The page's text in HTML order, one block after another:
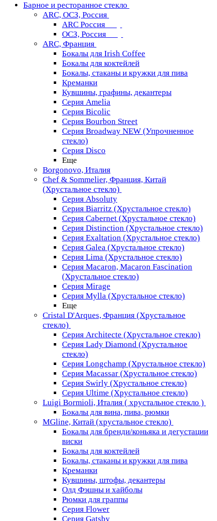
Барное и ресторанное стекло
ARC, ОСЗ, Россия
ARC Россия
ОСЗ, Россия
ARC, Франция
Бокалы для Irish Coffee
Бокалы для коктейлей
Бокалы, стаканы и кружки для пива
Креманки
Кувшины, графины, декантеры
Серия Amelia
Серия Bicolic
Серия Bourbon Street
Серия Broadway NEW (Упрочненное
стекло)
Серия Disco
Еще
Borgonovo, Италия
Chef & Sommelier, Франция, Китай
(Хрустальное стекло)
Серия Absoluty
Серия Biarritz (Хрустальное стекло)
Серия Cabernet (Хрустальное стекло)
Серия Distinction (Хрустальное стекло)
Серия Exaltation (Хрустальное стекло)
Серия Galea (Хрустальное стекло)
Серия Lima (Хрустальное стекло)
Серия Macaron, Macaron Fascination
(Хрустальное стекло)
Серия Mirage
Серия Mylla (Хрустальное стекло)
Еще
Cristal D'Arques, Франция (Хрустальное
стекло)
Серия Architecte (Хрустальное стекло)
Серия Lady Diamond (Хрустальное
стекло)
Серия Longchamp (Хрустальное стекло)
Серия Macassar (Хрустальное стекло)
Серия Swirly (Хрустальное стекло)
Серия Ultime (Хрустальное стекло)
Luigi Bormioli, Италия ( хрустальное стекло )
Бокалы для вина, пива, рюмки
MGline, Китай (хрустальное стекло)
Бокалы для бренди/коньяка и дегустации
виски
Бокалы для коктейлей
Бокалы, стаканы и кружки для пива
Креманки
Кувшины, штофы, декантеры
Олд Фэшны и хайболы
Рюмки для граппы
Серия Flower
Серия Gatsby